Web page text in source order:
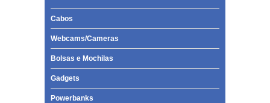
Cabos
Webcams/Cameras
Bolsas e Mochilas
Gadgets
Powerbanks